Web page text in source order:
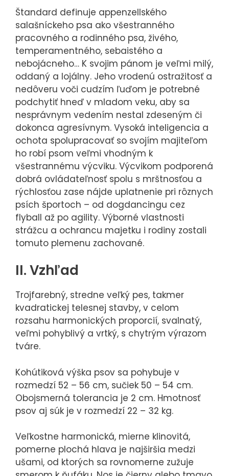
Štandard definuje appenzellského
salašníckeho psa ako všestranného
pracovného a rodinného psa, živého,
temperamentného, ​​sebaistého a
nebojácneho… K svojim pánom je veľmi milý,
oddaný a lojálny. Jeho vrodenú ostražitosť a
nedôveru voči cudzím ľuďom je potrebné
podchytiť hneď v mladom veku, aby sa
nesprávnym vedením nestal zdeseným či
dokonca agresívnym. Vysoká inteligencia a
ochota spolupracovať so svojím majiteľom
ho robí psom veľmi vhodným k
všestrannému výcviku. Výcvikom podporená
dobrá ovládateľnosť spolu s mrštnosťou a
rýchlosťou zase nájde uplatnenie pri rôznych
psích športoch – od dogdancingu cez
flyball až po agility. Výborné vlastnosti
strážcu a ochrancu majetku i rodiny zostali
tomuto plemenu zachované.
II. Vzhľad
Trojfarebný, stredne veľký pes, takmer
kvadratickej telesnej stavby, v celom
rozsahu harmonických proporcií, svalnatý,
veľmi pohyblivý a vrtký, s chytrým výrazom
tváre.
Kohútiková výška psov sa pohybuje v
rozmedzí 52 – 56 cm, sučiek 50 – 54 cm.
Obojsmerná tolerancia je 2 cm. Hmotnosť
psov aj súk je v rozmedzí 22 – 32 kg.
Veľkostne harmonická, mierne klinovitá,
pomerne plochá hlava je najširšia medzi
ušami, od ktorých sa rovnomerne zužuje